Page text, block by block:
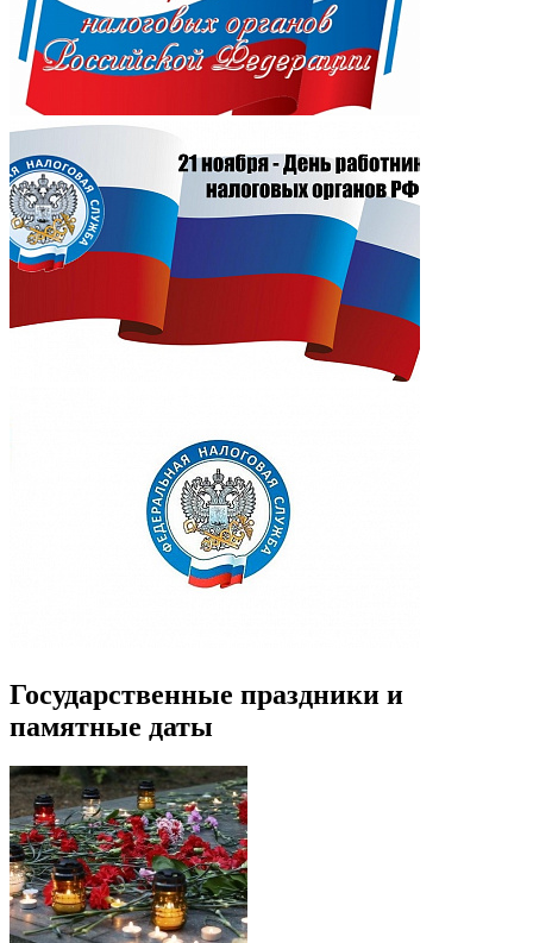
Государственные праздники и
памятные даты